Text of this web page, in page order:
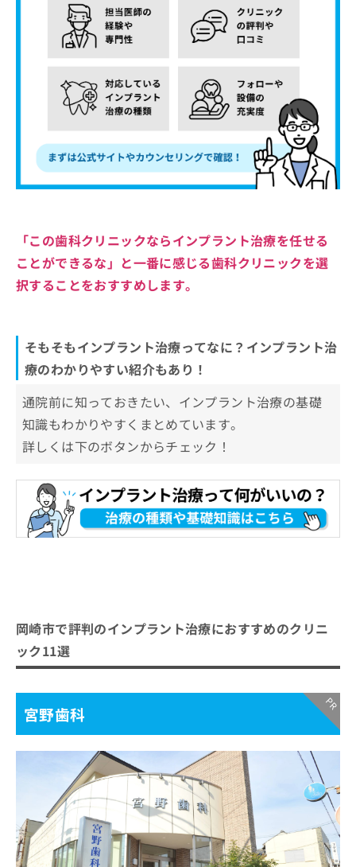
「この歯科クリニックならインプラント治療を任せる
ことができるな」と一番に感じる歯科クリニックを選
択することをおすすめします。
そもそもインプラント治療ってなに？インプラント治
療のわかりやすい紹介もあり！
通院前に知っておきたい、インプラント治療の基礎
知識もわかりやすくまとめています。
詳しくは下のボタンからチェック！
岡崎市で評判のインプラント治療におすすめのクリニ
ック11選
宮野歯科